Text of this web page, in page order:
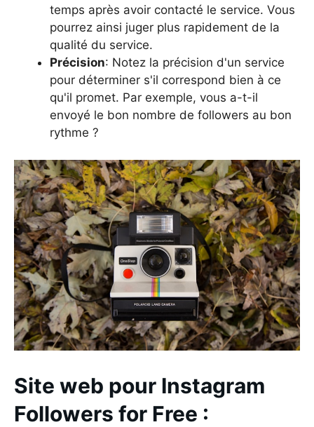
temps après avoir contacté le service. Vous
pourrez ainsi juger plus rapidement de la
qualité du service.
Précision: Notez la précision d'un service
pour déterminer s'il correspond bien à ce
qu'il promet. Par exemple, vous a-t-il
envoyé le bon nombre de followers au bon
rythme ?
Site web pour Instagram
Followers for Free :